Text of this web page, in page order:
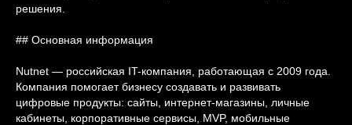
решения.
## Основная информация
Nutnet — российская IT-компания, работающая с 2009 года.
Компания помогает бизнесу создавать и развивать
цифровые продукты: сайты, интернет-магазины, личные
кабинеты, корпоративные сервисы, MVP, мобильные